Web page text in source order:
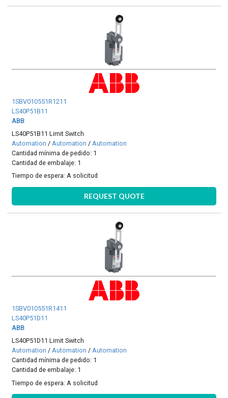
1SBV010551R1211
LS40P51B11
ABB
LS40P51B11 Limit Switch
Automation / Automation / Automation
Cantidad mínima de pedido: 1
Cantidad de embalaje: 1
Tiempo de espera:A solicitud
REQUEST QUOTE
1SBV010551R1411
LS40P51D11
ABB
LS40P51D11 Limit Switch
Automation /Automation /Automation
Cantidad mínima de pedido: 1
Cantidad de embalaje: 1
Tiempo de espera: A solicitud